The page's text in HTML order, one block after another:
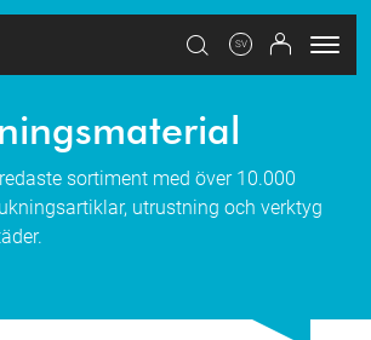
SV
sortiment med över 10.000
utrustning och verktyg